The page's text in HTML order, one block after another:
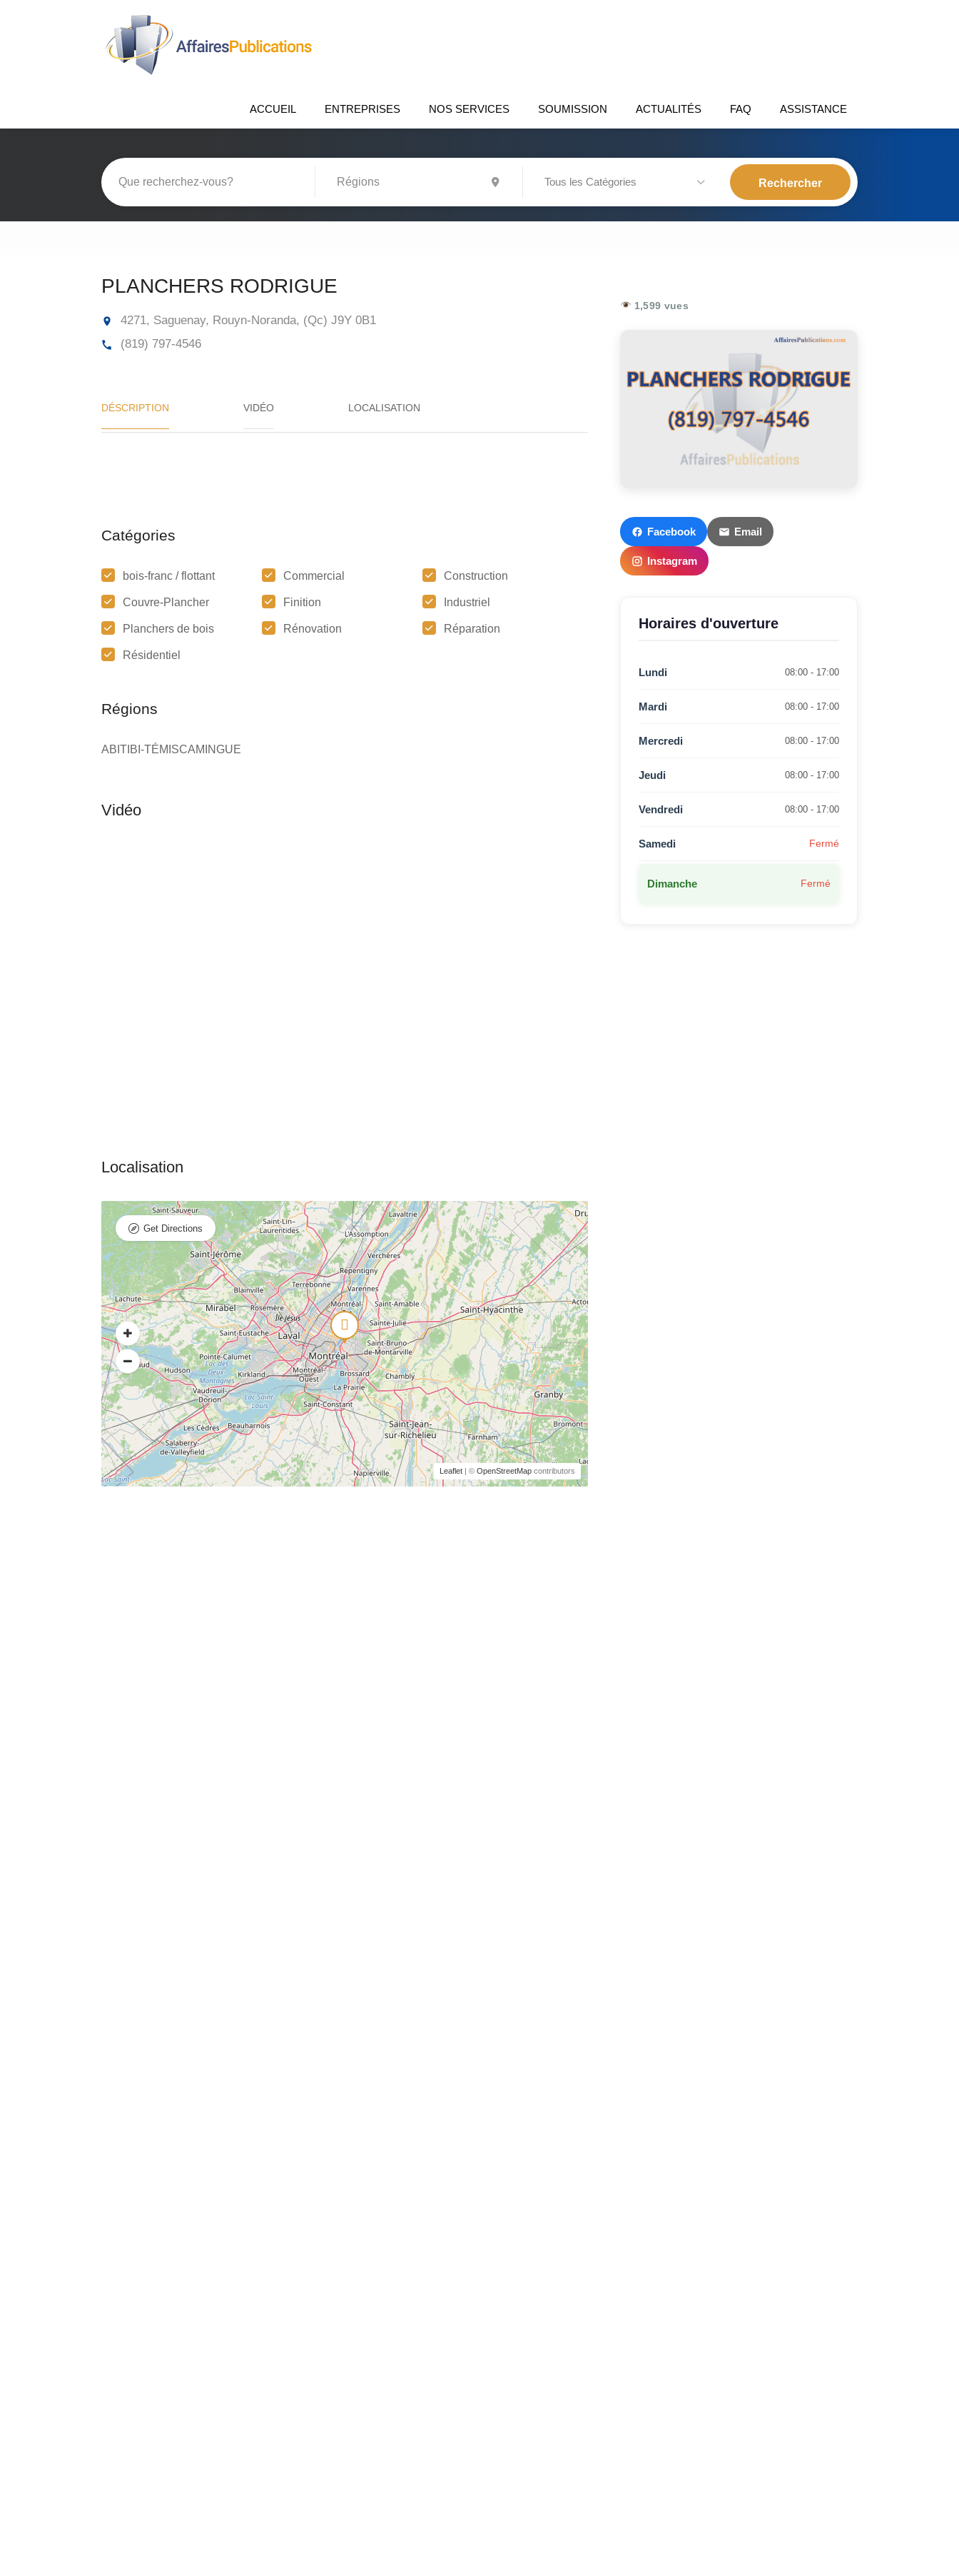
ACCUEIL ENTREPRISES NOS SERVICES SOUMISSION ACTUALITÉS FAQ ASSISTANCE
Tous les Catégories
PLANCHERS RODRIGUE
4271, Saguenay, Rouyn-Noranda, (Qc) J9Y 0B1
(819) 797-4546
DÉSCRIPTION VIDÉO
Catégories
bois-franc / flottant Commercial Construction
Couvre-Plancher Finition Industriel
Planchers de bois Rénovation Réparation
Résidentiel
Régions
ABITIBI-TÉMISCAMINGUE
Leaflet| © OpenStreetMapcontributors
Get Directions
1,599 vues
Facebook Email
Instagram
Horaires d'ouverture
Lundi 08:00 - 17:00
Mardi 08:00 - 17:00
Mercredi 08:00 - 17:00
Jeudi 08:00 - 17:00
Vendredi 08:00 - 17:00
Samedi Fermé
Dimanche Fermé